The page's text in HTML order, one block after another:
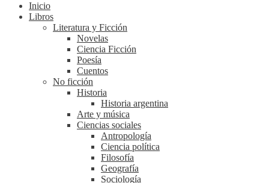
Inicio
Libros
Literatura y Ficción
Novelas
Ciencia Ficción
Poesía
Cuentos
No ficción
Historia
Historia argentina
Arte y música
Ciencias sociales
Antropología
Ciencia política
Filosofía
Geografía
Sociología